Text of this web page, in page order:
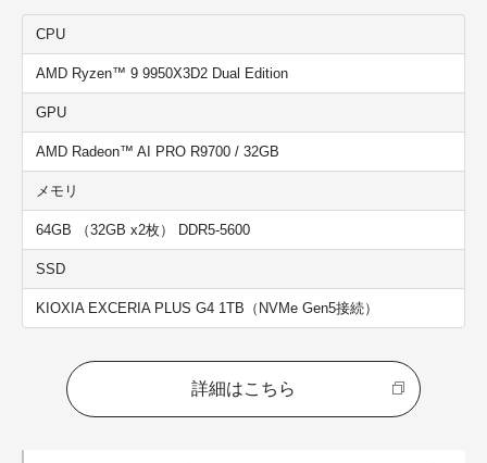
CPU
AMD Ryzen™ 9 9950X3D2 Dual Edition
GPU
AMD Radeon™ AI PRO R9700 / 32GB
メモリ
64GB （32GB x2枚） DDR5-5600
SSD
KIOXIA EXCERIA PLUS G4 1TB（NVMe Gen5接続）
詳細はこちら